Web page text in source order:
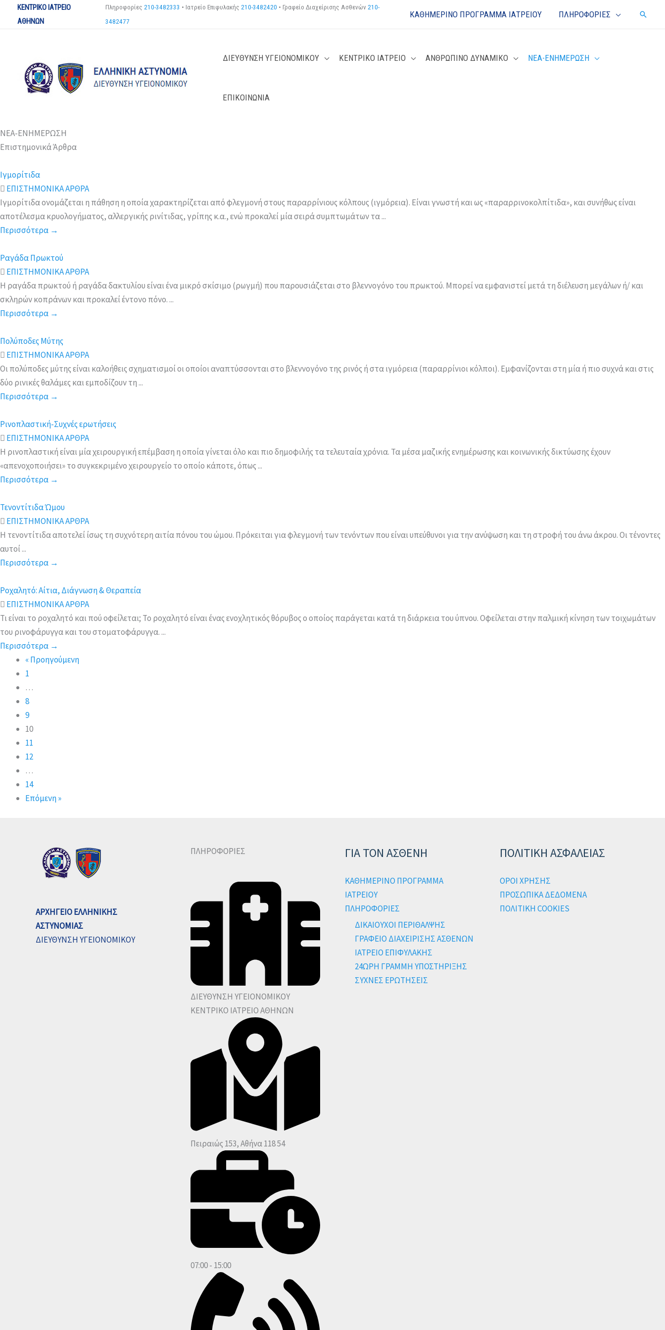
ΜετάβασηΚΕΝΤΡΙΚΟ ΙΑΤΡΕΙΟ
ΑΘΗΝΩΝ
Πληροφορίες210-3482333 • Ιατρείο Επιφυλακής210-3482420 • Γραφείο Διαχείρισης Ασθενών210-
3482477
ΚΑΘΗΜΕΡΙΝΟ ΠΡΟΓΡΑΜΜΑ ΙΑΤΡΕΙΟΥ ΠΛΗΡΟΦΟΡΙΕΣ
ΔΙΕΥΘΥΝΣΗ ΥΓΕΙΟΝΟΜΙΚΟΥ ΚΕΝΤΡΙΚΟ ΙΑΤΡΕΙΟ ΑΝΘΡΩΠΙΝΟ ΔΥΝΑΜΙΚΟ ΝΕΑ-ΕΝΗΜΕΡΩΣΗ
ΕΠΙΚΟΙΝΩΝΙΑ
ΝΕΑ-ΕΝΗΜΕΡΩΣΗ
Επιστημονικά Άρθρα
Iγμορίτιδα
ΕΠΙΣΤΗΜΟΝΙΚΑ ΑΡΘΡΑ
Ιγμορίτιδα ονομάζεται η πάθηση η οποία χαρακτηρίζεται από φλεγμονή στους παραρρίνιους κόλπους (ιγμόρεια). Είναι γνωστή και ως «παραρρινοκολπίτιδα», και συνήθως είναι
αποτέλεσμα κρυολογήματος, αλλεργικής ρινίτιδας, γρίπης κ.α., ενώ προκαλεί μία σειρά συμπτωμάτων τα ...
Περισσότερα →
Ραγάδα Πρωκτού
ΕΠΙΣΤΗΜΟΝΙΚΑ ΑΡΘΡΑ
Η ραγάδα πρωκτού ή ραγάδα δακτυλίου είναι ένα μικρό σκίσιμο (ρωγμή) που παρουσιάζεται στο βλεννογόνο του πρωκτού. Μπορεί να εμφανιστεί μετά τη διέλευση μεγάλων ή/ και
σκληρών κοπράνων και προκαλεί έντονο πόνο. ...
Περισσότερα →
Πολύποδες Μύτης
ΕΠΙΣΤΗΜΟΝΙΚΑ ΑΡΘΡΑ
Οι πολύποδες μύτης είναι καλοήθεις σχηματισμοί οι οποίοι αναπτύσσονται στο βλεννογόνο της ρινός ή στα ιγμόρεια (παραρρίνιοι κόλποι). Εμφανίζονται στη μία ή πιο συχνά και στις
δύο ρινικές θαλάμες και εμποδίζουν τη ...
Περισσότερα →
Ρινοπλαστική-Συχνές ερωτήσεις
ΕΠΙΣΤΗΜΟΝΙΚΑ ΑΡΘΡΑ
Η ρινοπλαστική είναι μία χειρουργική επέμβαση η οποία γίνεται όλο και πιο δημοφιλής τα τελευταία χρόνια. Τα μέσα μαζικής ενημέρωσης και κοινωνικής δικτύωσης έχουν
«απενοχοποιήσει» το συγκεκριμένο χειρουργείο το οποίο κάποτε, όπως ...
Περισσότερα →
Τενοντίτιδα Ώμου
ΕΠΙΣΤΗΜΟΝΙΚΑ ΑΡΘΡΑ
Η τενοντίτιδα αποτελεί ίσως τη συχνότερη αιτία πόνου του ώμου. Πρόκειται για φλεγμονή των τενόντων που είναι υπεύθυνοι για την ανύψωση και τη στροφή του άνω άκρου. Οι τένοντες
αυτοί ...
Περισσότερα →
Ροχαλητό: Αίτια, Διάγνωση & Θεραπεία
ΕΠΙΣΤΗΜΟΝΙΚΑ ΑΡΘΡΑ
Τι είναι το ροχαλητό και πού οφείλεται; Το ροχαλητό είναι ένας ενοχλητικός θόρυβος ο οποίος παράγεται κατά τη διάρκεια του ύπνου. Οφείλεται στην παλμική κίνηση των τοιχωμάτων
του ρινοφάρυγγα και του στοματοφάρυγγα. ...
Περισσότερα →
« Προηγούμενη
1
…
8
9
10
11
12
…
14
Επόμενη »
ΑΡΧΗΓΕΙΟ ΕΛΛΗΝΙΚΗΣ
ΑΣΤΥΝΟΜΙΑΣ
ΔΙΕΥΘΥΝΣΗ ΥΓΕΙΟΝΟΜΙΚΟΥ
ΠΛΗΡΟΦΟΡΙΕΣ
ΔΙΕΥΘΥΝΣΗ ΥΓΕΙΟΝΟΜΙΚΟΥ
ΚΕΝΤΡΙΚΟ ΙΑΤΡΕΙΟ ΑΘΗΝΩΝ
Πειραιώς 153, Αθήνα 118 54
07:00 - 15:00
ΓΙΑ ΤΟΝ ΑΣΘΕΝΗ
ΚΑΘΗΜΕΡΙΝΟ ΠΡΟΓΡΑΜΜΑ
ΙΑΤΡΕΙΟΥ
ΠΛΗΡΟΦΟΡΙΕΣ
ΔΙΚΑΙΟΥΧΟΙ ΠΕΡΙΘΑΛΨΗΣ
ΓΡΑΦΕΙΟ ΔΙΑΧΕΙΡΙΣΗΣ ΑΣΘΕΝΩΝ
ΙΑΤΡΕΙΟ ΕΠΙΦΥΛΑΚΗΣ
24ΩΡΗ ΓΡΑΜΜΗ ΥΠΟΣΤΗΡΙΞΗΣ
ΣΥΧΝΕΣ ΕΡΩΤΗΣΕΙΣ
ΠΟΛΙΤΙΚΗ ΑΣΦΑΛΕΙΑΣ
ΟΡΟΙ ΧΡΗΣΗΣ
ΠΡΟΣΩΠΙΚΑ ΔΕΔΟΜΕΝΑ
ΠΟΛΙΤΙΚΗ COOKIES